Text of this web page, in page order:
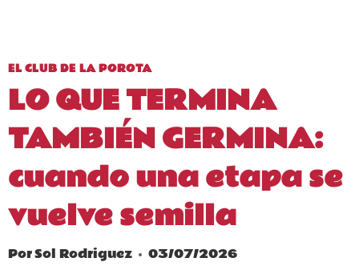
EL CLUB DE LA POROTA
LO QUE TERMINA
TAMBIÉN GERMINA:
cuando una etapa se
vuelve semilla
PorSol Rodriguez 03/07/2026